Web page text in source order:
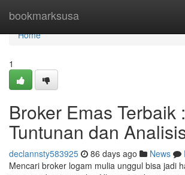
bookmarksusa
Home
Home
1
Broker Emas Terbaik :
Tuntunan dan
declannsty583925 86 days ago News
Mencari broker logam mulia unggul bisa jadi